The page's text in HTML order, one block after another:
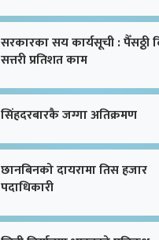
सरकारका सय कार्यसूची : पैँसठ्ठी
सत्तरी प्रतिशत काम
सिंहदरबारकै जग्गा अतिक्रमण
छानबिनको दायरामा तिस हजार
पदाधिकारी